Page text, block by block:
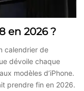
en 2026 ?
calendrier de
dévoile chaque
modèles d’iPhone.
prendre fin en 2026.